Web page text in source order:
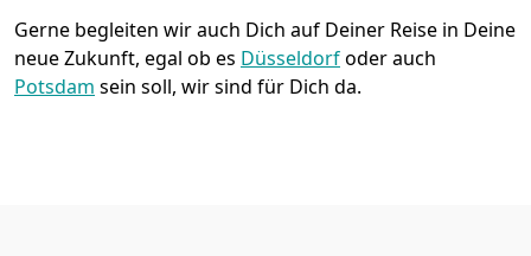
Gerne begleiten wir auch Dich auf Deiner Reise in Deine
neue Zukunft, egal ob es Düsseldorfoder auch
Potsdam sein soll, wir sind für Dich da.